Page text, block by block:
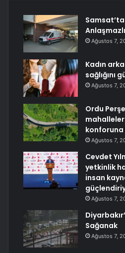
Ağustos 7,
Kadın
sağlığını
Ağustos 7,
Ordu
Ağustos 7,
Cevdet
yetkinlik
insan
Ağustos 7,
Sağanak
Ağustos 7,